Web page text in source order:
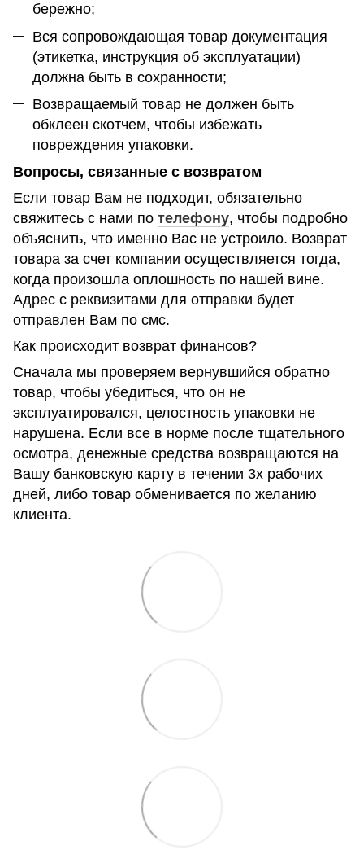
бережно;
Вся сопровождающая товар документация
(этикетка, инструкция об эксплуатации)
должна быть в сохранности;
Возвращаемый товар не должен быть
обклеен скотчем, чтобы избежать
повреждения упаковки.
Вопросы, связанные с возвратом
Если товар Вам не подходит, обязательно
свяжитесь с нами по телефону, чтобы подробно
объяснить, что именно Вас не устроило. Возврат
товара за счет компании осуществляется тогда,
когда произошла оплошность по нашей вине.
Адрес с реквизитами для отправки будет
отправлен Вам по смс.
Как происходит возврат финансов?
Сначала мы проверяем вернувшийся обратно
товар, чтобы убедиться, что он не
эксплуатировался, целостность упаковки не
нарушена. Если все в норме после тщательного
осмотра, денежные средства возвращаются на
Вашу банковскую карту в течении 3х рабочих
дней, либо товар обменивается по желанию
клиента.